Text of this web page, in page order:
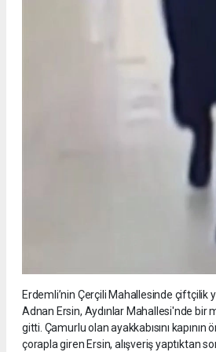
Erdemli’nin Çerçili Mahallesinde çiftçilik
Adnan Ersin, Aydınlar Mahallesi'nde bir
gitti. Çamurlu olan ayakkabısını kapının
çorapla giren Ersin, alışveriş yaptıktan